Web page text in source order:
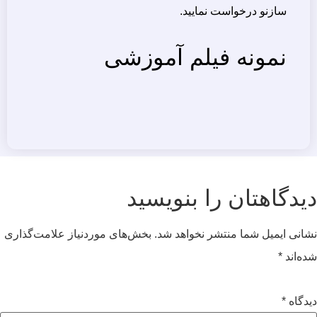
سازنو درخواست نمایید.
نمونه فیلم آموزشی
را بنویسید
ایمیل شما منتشر نخواهد شد. بخش‌های موردنیاز علامت‌گذاری
*
*